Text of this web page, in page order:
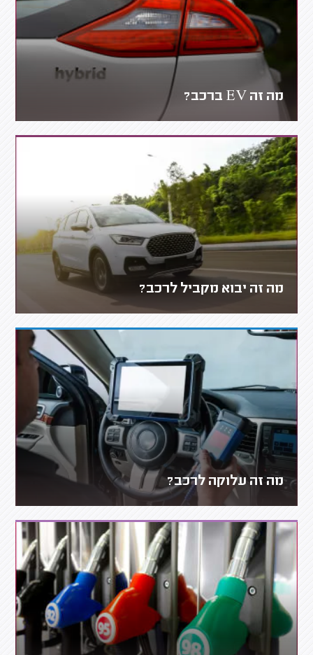
מה זה EV ברכב?
מה זה יבוא מקביל לרכב?
מה זה עלוקה לרכב?